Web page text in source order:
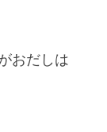
おだしは